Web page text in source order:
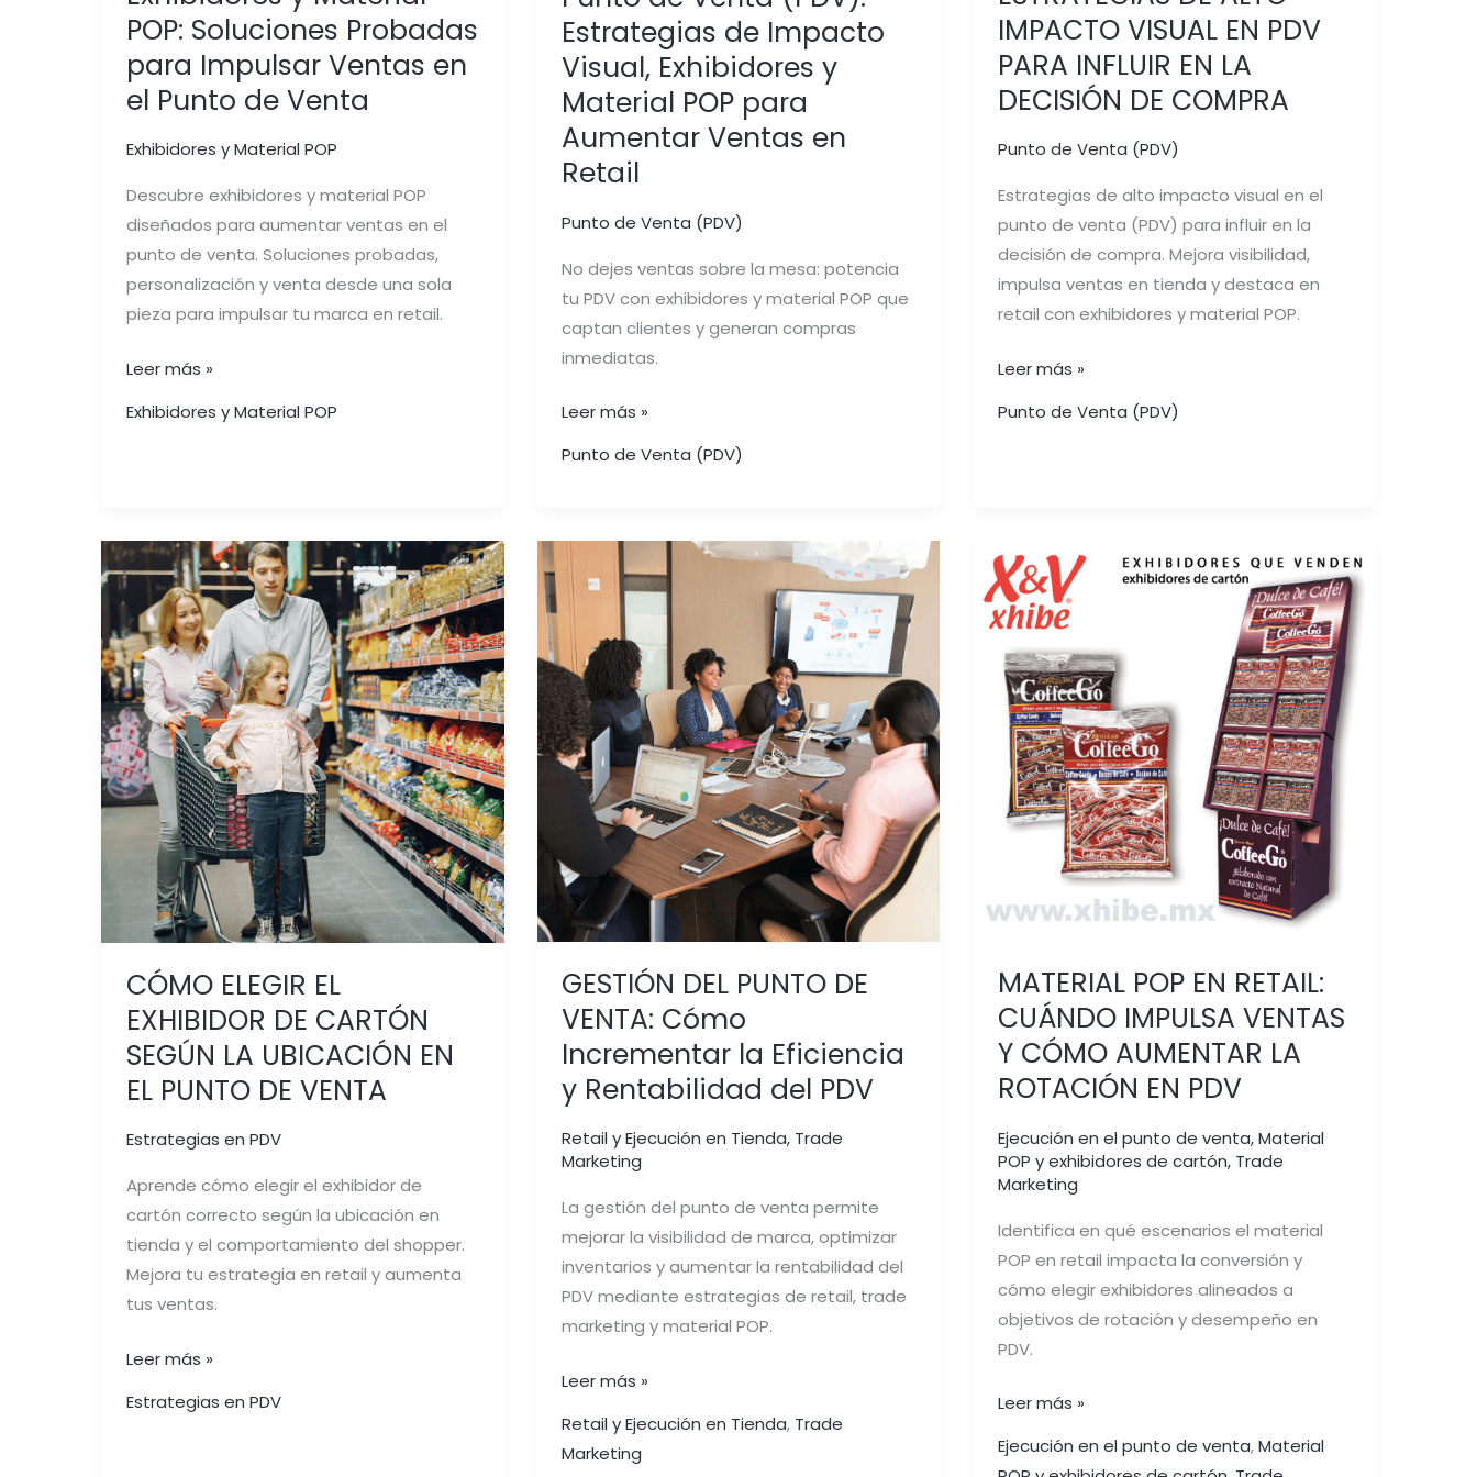
POP: Soluciones Probadas
para Impulsar Ventas en
el Punto de Venta
Exhibidores y Material POP
Descubre exhibidores y material POP
diseñados para aumentar ventas en el
punto de venta. Soluciones probadas,
personalización y venta desde una sola
pieza para impulsar tu marca en retail.
Leer más »
Exhibidores y Material POP
Estrategias de Impacto
Visual, Exhibidores y
Material POP para
Aumentar Ventas en
Retail
Punto de Venta (PDV)
No dejes ventas sobre la mesa: potencia
tu PDV con exhibidores y material POP que
captan clientes y generan compras
inmediatas.
Ventas
en
Retail
Leer más »
Punto de Venta (PDV)
IMPACTO VISUAL EN PDV
PARA INFLUIR EN LA
DECISIÓN DE COMPRA
Punto de Venta (PDV)
Estrategias de alto impacto visual en el
punto de venta (PDV) para influir en la
decisión de compra. Mejora visibilidad,
impulsa ventas en tienda y destaca en
retail con exhibidores y material POP.
Leer más »
Punto de Venta (PDV)
CÓMO ELEGIR EL
EXHIBIDOR DE CARTÓN
SEGÚN LA UBICACIÓN EN
EL PUNTO DE VENTA
Estrategias en PDV
Aprende cómo elegir el exhibidor de
cartón correcto según la ubicación en
tienda y el comportamiento del shopper.
Mejora tu estrategia en retail y aumenta
tus ventas.
CÓMO
ELEGIR
EL
EXHIBIDOR
DE
CARTÓN
SEGÚN
LA
UBICACIÓN
PUNTO
VENTA
Leer más »
Estrategias en PDV
GESTIÓN DEL PUNTO DE
VENTA: Cómo
Incrementar la Eficiencia
y Rentabilidad del PDV
Retail y Ejecución en Tienda, Trade
Marketing
La gestión del punto de venta permite
mejorar la visibilidad de marca, optimizar
inventarios y aumentar la rentabilidad del
PDV mediante estrategias de retail, trade
marketing y material POP.
GESTIÓN
DEL
PUNTO
DE
VENTA:
Cómo
Incrementar
Eficiencia
Rentabilidad
del
PDV
Leer más »
Retail y Ejecución en Tienda, Trade
Marketing
MATERIAL POP EN RETAIL:
CUÁNDO IMPULSA VENTAS
Y CÓMO AUMENTAR LA
ROTACIÓN EN PDV
Ejecución en el punto de venta,Material
POP y exhibidores de cartón, Trade
Marketing
Identifica en qué escenarios el material
POP en retail impacta la conversión y
cómo elegir exhibidores alineados a
objetivos de rotación y desempeño en
PDV.
MATERIAL
POP
RETAIL:
CUÁNDO
IMPULSA
VENTAS
CÓMO
AUMENTAR
ROTACIÓN
Leer más »
Ejecución en el punto de venta,Material